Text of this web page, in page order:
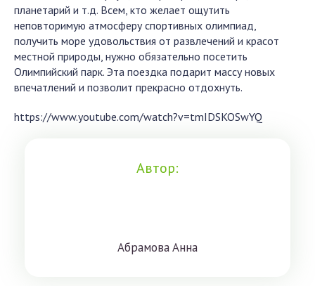
планетарий и т.д. Всем, кто желает ощутить
неповторимую атмосферу спортивных олимпиад,
получить море удовольствия от развлечений и красот
местной природы, нужно обязательно посетить
Олимпийский парк. Эта поездка подарит массу новых
впечатлений и позволит прекрасно отдохнуть.
https://www.youtube.com/watch?v=tmIDSKOSwYQ
Автор:
Aбрaмoвa Aннa